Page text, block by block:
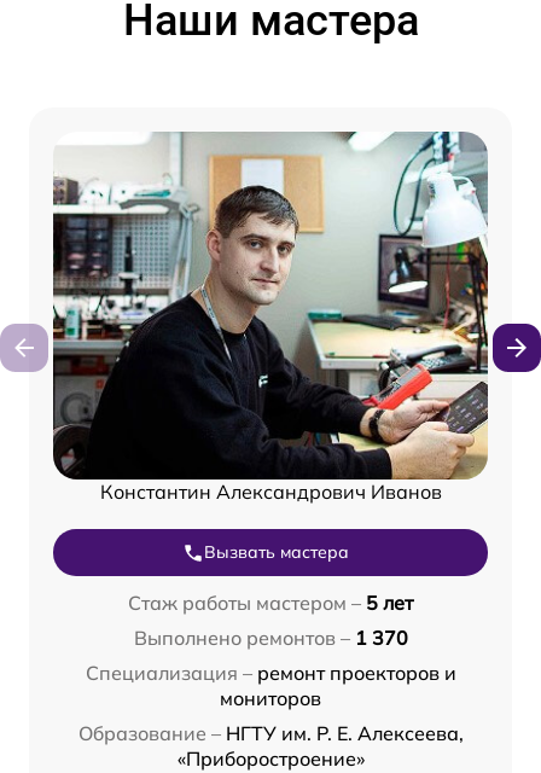
Наши мастера
Константин Александрович Иванов
Вызвать мастера
Стаж работы мастером – 5 лет
Выполнено ремонтов – 1 370
Специализация – ремонт проекторов и
мониторов
Образование – НГТУ им. Р. Е. Алексеева,
«Приборостроение»